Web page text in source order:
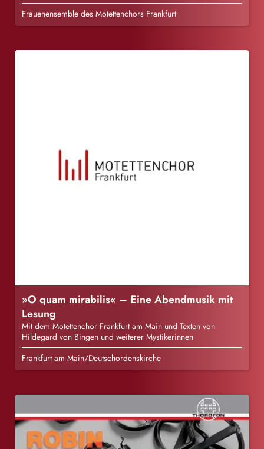
Frauenensemble des Motettenchors Frankfurt
»O quam mirabilis« – Eine Abendmusik mit
Lesung
Mit dem Motettenchor Frankfurt am Main und Texten von
Hildegard von Bingen und weiterer Mystikerinnen
Frankfurt am Main/Deutschordenskirche